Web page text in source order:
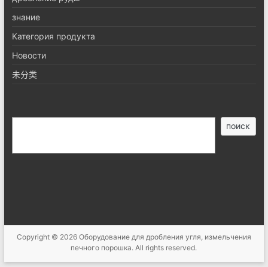
знание
Категория продукта
Новости
未分类
поиск
Copyright © 2026 Оборудование для дробления угля, измельчения
печного порошка. All rights reserved.